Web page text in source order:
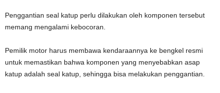
Penggantian seal katup perlu dilakukan oleh komponen tersebut
memang mengalami kebocoran.
Pemilik motor harus membawa kendaraannya ke bengkel resmi
untuk memastikan bahwa komponen yang menyebabkan asap
katup adalah seal katup, sehingga bisa melakukan penggantian.